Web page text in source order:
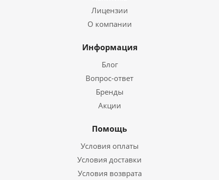
Лицензии
О компании
Информация
Блог
Вопрос-ответ
Бренды
Акции
Помощь
Условия оплаты
Условия доставки
Условия возврата